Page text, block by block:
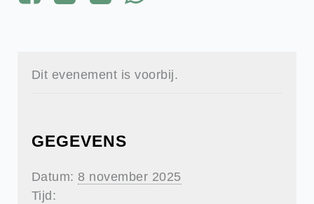
Dit evenement is voorbij.
GEGEVENS
Datum: 8 november 2025
Tijd: